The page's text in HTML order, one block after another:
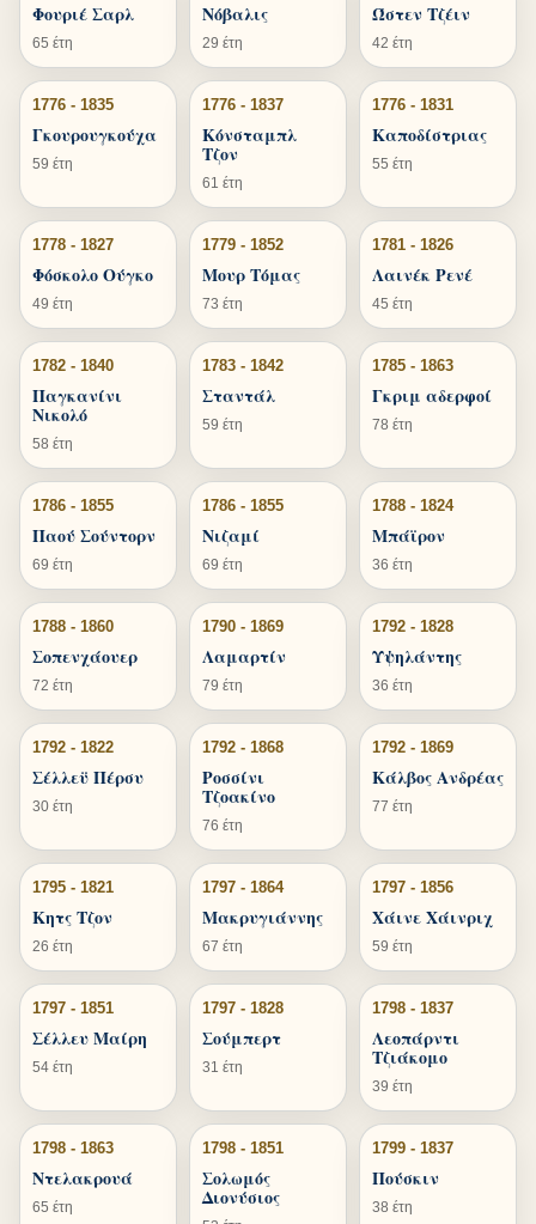
Φουριέ Σαρλ
65 έτη
Νόβαλις
29 έτη
Ώστεν Τζέιν
42 έτη
1776 - 1835
Γκουρουγκούχα
59 έτη
1776 - 1837
Κόνσταμπλ
Τζον
61 έτη
1776 - 1831
Καποδίστριας
55 έτη
1778 - 1827
Φόσκολο Ούγκο
49 έτη
1779 - 1852
Μουρ Τόμας
73 έτη
1781 - 1826
Λαινέκ Ρενέ
45 έτη
1782 - 1840
Παγκανίνι
Νικολό
58 έτη
1783 - 1842
Σταντάλ
59 έτη
1785 - 1863
Γκριμ αδερφοί
78 έτη
1786 - 1855
Παού Σούντορν
69 έτη
1786 - 1855
Νιζαμί
69 έτη
1788 - 1824
Μπάϊρον
36 έτη
1788 - 1860
Σοπενχάουερ
72 έτη
1790 - 1869
Λαμαρτίν
79 έτη
1792 - 1828
Υψηλάντης
36 έτη
1792 - 1822
Σέλλεϋ Πέρσυ
30 έτη
1792 - 1868
Ροσσίνι
Τζοακίνο
76 έτη
1792 - 1869
Κάλβος Ανδρέας
77 έτη
1795 - 1821
Κητς Τζον
26 έτη
1797 - 1864
Μακρυγιάννης
67 έτη
1797 - 1856
Χάινε Χάινριχ
59 έτη
1797 - 1851
Σέλλευ Μαίρη
54 έτη
1797 - 1828
Σούμπερτ
31 έτη
1798 - 1837
Λεοπάρντι
Τζιάκομο
39 έτη
1798 - 1863
Ντελακρουά
65 έτη
1798 - 1851
Σολωμός
Διονύσιος
1799 - 1837
Πούσκιν
38 έτη